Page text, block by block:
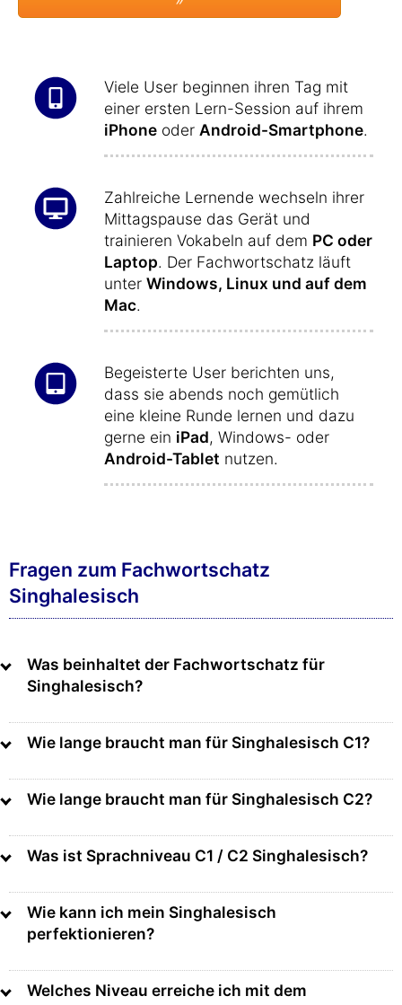
Viele User beginnen ihren Tag mit
einer ersten Lern-Session auf ihrem
iPhone oder Android-Smartphone.
Zahlreiche Lernende wechseln ihrer
Mittagspause das Gerät und
trainieren Vokabeln auf dem PC oder
Laptop. Der Fachwortschatz läuft
unter Windows, Linux und auf dem
Mac.
Begeisterte User berichten uns,
dass sie abends noch gemütlich
eine kleine Runde lernen und dazu
gerne ein iPad, Windows- oder
Android-Tablet nutzen.
Fragen zum Fachwortschatz
Singhalesisch
Was beinhaltet der Fachwortschatz für
Singhalesisch?
Wie lange braucht man für Singhalesisch C1?
Wie lange braucht man für Singhalesisch C2?
Was ist Sprachniveau C1 / C2 Singhalesisch?
Wie kann ich mein Singhalesisch
perfektionieren?
Welches Niveau erreiche ich mit dem